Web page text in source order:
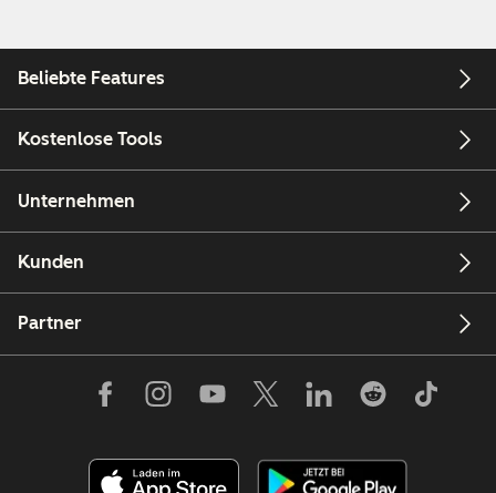
Beliebte Features
Kostenlose Tools
Unternehmen
Kunden
Partner